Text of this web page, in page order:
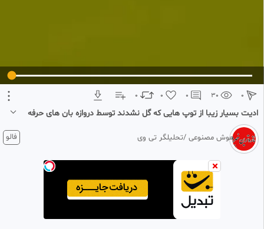
0 0 0 30 0
ادیت بسیار زیبا از توپ هایی که گل نشدند توسط دروازه بان های حرفه
ای | جام جهانی
#‌ادیتبسیار زیبا از
#‌جام_جهانی
هوش مصنوعی /تحلیلگر تی وی فالو